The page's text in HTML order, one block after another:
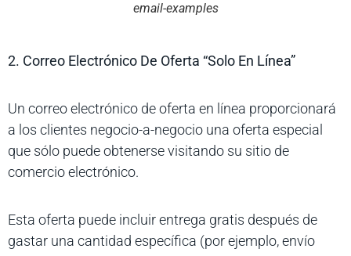
email-examples
2. Correo Electrónico De Oferta “Solo En Línea”
Un correo electrónico de oferta en línea proporcionará
a los clientes negocio-a-negocio una oferta especial
que sólo puede obtenerse visitando su sitio de
comercio electrónico.
Esta oferta puede incluir entrega gratis después de
gastar una cantidad específica (por ejemplo, envío